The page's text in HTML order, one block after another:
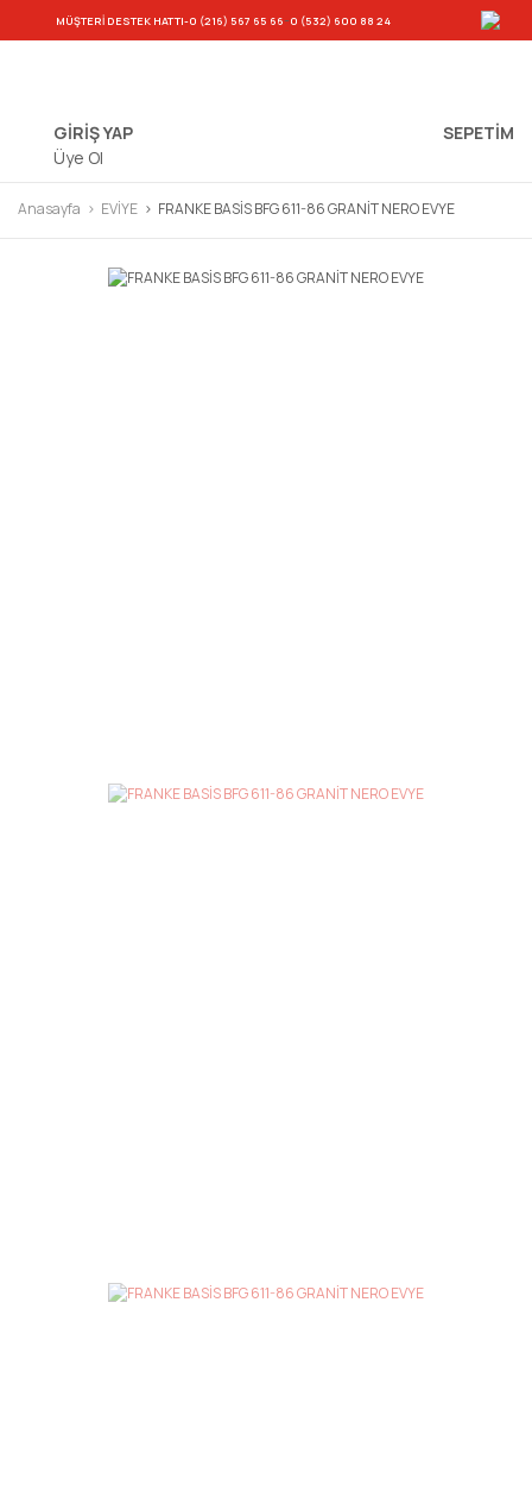
MÜŞTERİ DESTEK HATTI-0 (216) 567 65 66-0 (532) 600 88 24
GİRİŞ YAP
Üye Ol
SEPETIM
Anasayfa EVİYE FRANKE BASİS BFG 611-86 GRANİT NERO EVYE